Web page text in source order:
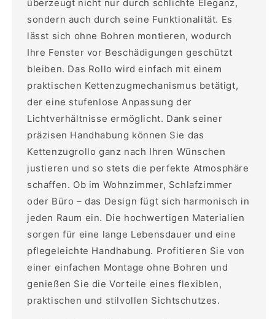
überzeugt nicht nur durch schlichte Eleganz,
sondern auch durch seine Funktionalität. Es
lässt sich ohne Bohren montieren, wodurch
Ihre Fenster vor Beschädigungen geschützt
bleiben. Das Rollo wird einfach mit einem
praktischen Kettenzugmechanismus betätigt,
der eine stufenlose Anpassung der
Lichtverhältnisse ermöglicht. Dank seiner
präzisen Handhabung können Sie das
Kettenzugrollo ganz nach Ihren Wünschen
justieren und so stets die perfekte Atmosphäre
schaffen. Ob im Wohnzimmer, Schlafzimmer
oder Büro – das Design fügt sich harmonisch in
jeden Raum ein. Die hochwertigen Materialien
sorgen für eine lange Lebensdauer und eine
pflegeleichte Handhabung. Profitieren Sie von
einer einfachen Montage ohne Bohren und
genießen Sie die Vorteile eines flexiblen,
praktischen und stilvollen Sichtschutzes.